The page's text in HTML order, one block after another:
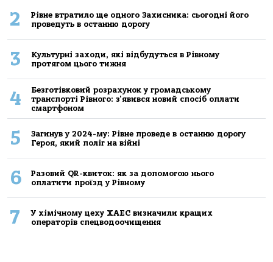
2
Рівне втратило ще одного Захисника: сьогодні його
проведуть в останню дорогу
3
Культурні заходи, які відбудуться в Рівному
протягом цього тижня
4
Безготівковий розрахунок у громадському
транспорті Рівного: з'явився новий спосіб оплати
смартфоном
5
Загинув у 2024-му: Рівне проведе в останню дорогу
Героя, який поліг на війні
6
Разовий QR-квиток: як за допомогою нього
оплатити проїзд у Рівному
7
У хімічному цеху ХАЕС визначили кращих
операторів спецводоочищення